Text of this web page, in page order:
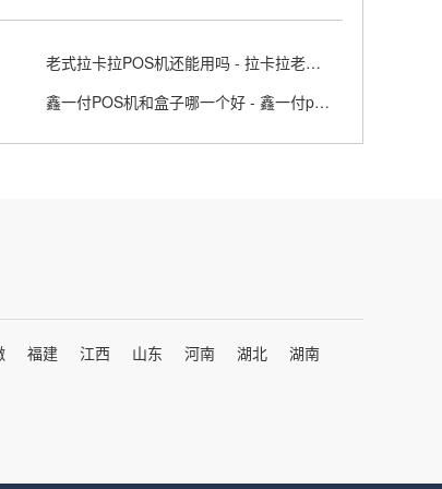
老式拉卡拉POS机还能用吗 - 拉卡拉老款pos机
鑫一付POS机和盒子哪一个好 - 鑫一付pos坑吗
福建 江西 山东 河南 湖北
湖南